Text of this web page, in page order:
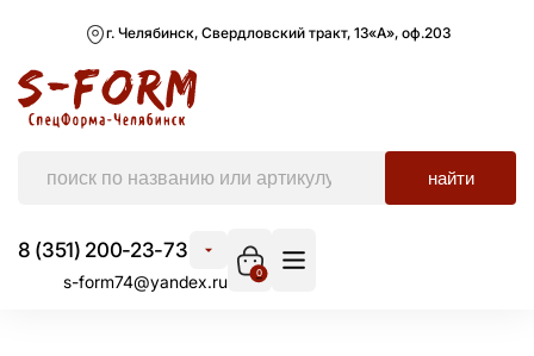
г. Челябинск, Свердловский тракт, 13«А», оф.203
найти
8 (351) 200-23-73
s-form74@yandex.ru 0